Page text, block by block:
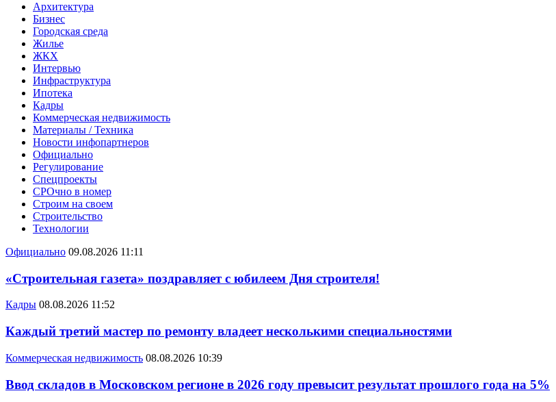
Архитектура
Бизнес
Городская среда
Жилье
ЖКХ
Интервью
Инфраструктура
Ипотека
Кадры
Коммерческая недвижимость
Материалы / Техника
Новости инфопартнеров
Официально
Регулирование
Спецпроекты
СРОчно в номер
Строим на своем
Строительство
Технологии
Официально 09.08.2026 11:11
«Строительная газета» поздравляет с юбилеем Дня строителя!
Кадры 08.08.2026 11:52
Каждый третий мастер по ремонту владеет несколькими специальностями
Коммерческая недвижимость 08.08.2026 10:39
Ввод складов в Московском регионе в 2026 году превысит результат прошлого года на 5%